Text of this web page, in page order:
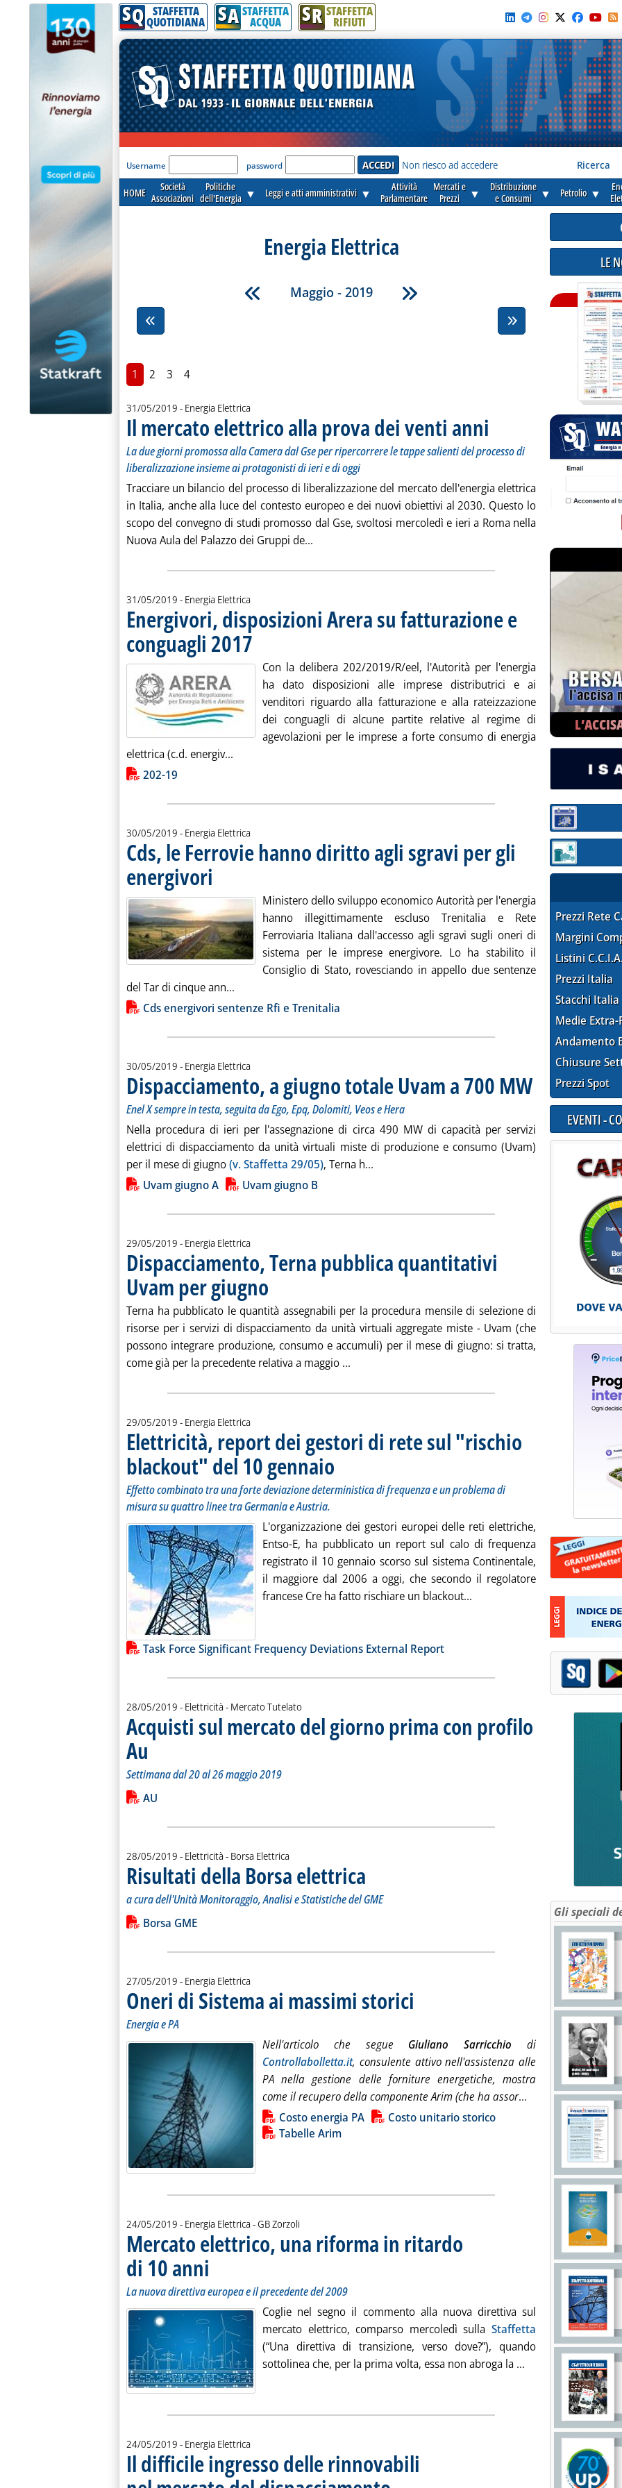
SQ STAFFETTA
QUOTIDIANA SA STAFFETTA
ACQUA SR STAFFETTA
RIFIUTI
'Modulo Login per accedere'
Username password Non riesco ad accedere Ricerca
HOME
Società
Associazioni
Politiche
dell'Energia ▼ Leggi e atti amministrativi ▼
Attività
Parlamentare
Mercati e
Prezzi
▼
Distribuzione
e Consumi
▼ Petrolio ▼
Energia Elettrica
Maggio - 2019
1 2 3 4
31/05/2019 - Energia Elettrica
Il mercato elettrico alla prova dei venti anni . Sottotitolo: La due giorni promossa
. Pubblicata venerdì 31 maggio 2019
La due giorni promossa alla Camera dal Gse per ripercorrere le tappe salienti del processo di
liberalizzazione insieme ai protagonisti di ieri e di oggi
Tracciare un bilancio del processo di liberalizzazione del mercato dell'energia elettrica
in Italia, anche alla luce del contesto europeo e dei nuovi obiettivi al 2030. Questo lo
scopo del convegno di studi promosso dal Gse, svoltosi mercoledì e ieri a Roma nella
Nuova Aula del Palazzo dei Gruppi de...
31/05/2019 - Energia Elettrica
Energivori, disposizioni Arera su fatturazione e
conguagli 2017
Con la delibera 202/2019/R/eel, l'Autorità per l'energia
ha dato disposizioni alle imprese distributrici e ai
venditori riguardo alla fatturazione e alla rateizzazione
dei conguagli di alcune partite relative al regime di
agevolazioni per le imprese a forte consumo di energia
elettrica (c.d. energiv... Leggi tutta la notizia: 'Energivori, disposizioni Arera su fatturazione e
Lista allegati PDF alla notizia
202-19
30/05/2019 - Energia Elettrica
Cds, le Ferrovie hanno diritto agli sgravi per gli
energivori
Ministero dello sviluppo economico Autorità per l'energia
hanno illegittimamente escluso Trenitalia e Rete
Ferroviaria Italiana dall'accesso agli sgravi sugli oneri di
sistema per le imprese energivore. Lo ha stabilito il
Consiglio di Stato, rovesciando in appello due sentenze
del Tar di cinque ann... Leggi tutta la notizia: 'Cds, le Ferrovie hanno diritto agli sgravi per gli
Lista allegati PDF alla notizia
Cds energivori sentenze Rfi e Trenitalia
30/05/2019 - Energia Elettrica
Dispacciamento, a giugno totale Uvam a 700 MW. Sottotitolo: Enel X
. Pubblicata giovedì 30
Enel X sempre in testa, seguita da Ego, Epq, Dolomiti, Veos e Hera
Nella procedura di ieri per l'assegnazione di circa 490 MW di capacità per servizi
elettrici di dispacciamento da unità virtuali miste di produzione e consumo (Uvam)
per il mese di giugno(v. Staffetta 29/05), Terna h... Leggi tutta la notizia: 'Dispacciamento, a giugno
Lista allegati PDF alla notizia
Uvam giugno A Uvam giugno B
29/05/2019 - Energia Elettrica
Dispacciamento, Terna pubblica quantitativi
Uvam per giugno . Pubblicata mercoledì 29 maggio 2019 alle 13.28.
Terna ha pubblicato le quantità assegnabili per la procedura mensile di selezione di
risorse per i servizi di dispacciamento da unità virtuali aggregate miste - Uvam (che
possono integrare produzione, consumo e accumuli) per il mese di giugno: si tratta,
come già per la precedente relativa a maggio ... Leggi tutta la notizia: 'Dispacciamento, Terna
29/05/2019 - Energia Elettrica
Elettricità, report dei gestori di rete sul "rischio
blackout" del 10 gennaio . Sottotitolo: Effetto combinato tra una forte deviazione deterministica di frequenza e
Effetto combinato tra una forte deviazione deterministica di frequenza e un problema di
misura su quattro linee tra Germania e Austria.
L'organizzazione dei gestori europei delle reti elettriche,
Entso-E, ha pubblicato un report sul calo di frequenza
registrato il 10 gennaio scorso sul sistema Continentale,
il maggiore dal 2006 a oggi, che secondo il regolatore
francese Cre ha fatto rischiare un blackout... Leggi tutta la notizia:
Lista allegati PDF alla notizia
Task Force Significant Frequency Deviations External Report
28/05/2019 - Elettricità - Mercato Tutelato
Acquisti sul mercato del giorno prima con profilo
Au . Sottotitolo: Settimana dal 20 al 26 maggio 2019
. Pubblicata martedì 28 maggio 2019 alle 9.46.
Settimana dal 20 al 26 maggio 2019
Leggi tutta la notizia: 'Acquisti sul mercato del giorno prima con profilo Au'
Lista allegati PDF alla notizia
AU
28/05/2019 - Elettricità - Borsa Elettrica
Risultati della Borsa elettrica
a cura dell'Unità Monitoraggio, Analisi e Statistiche del GME
Leggi tutta la notizia: 'Risultati della Borsa elettrica'
Lista allegati PDF alla notizia
Borsa GME
27/05/2019 - Energia Elettrica
Oneri di Sistema ai massimi storici
Energia e PA
Nell'articolo che segue Giuliano Sarricchio di
Controllabolletta.it, consulente attivo nell'assistenza alle
PA nella gestione delle forniture energetiche, mostra
come il recupero della componente Arim (che ha assor... Leggi tutta la
Lista allegati PDF alla notiziaCosto energia PA
Costo unitario storico
Tabelle Arim
24/05/2019 - Energia Elettrica -di:
GB Zorzoli
Mercato elettrico, una riforma in ritardo
di 10 anni
La nuova direttiva europea e il precedente del 2009
Coglie nel segno il commento alla nuova direttiva sul
mercato elettrico, comparso mercoledì sulla Staffetta
(“Una direttiva di transizione, verso dove?”), quando
sottolinea che, per la prima volta, essa non abroga la ... Leggi tutta la
24/05/2019 - Energia Elettrica
Il difficile ingresso delle rinnovabili
. Sottotitolo: Le aperture sperimentali del Msd agli impianti da Fer
LE
Sezione:
Sezione:
Prezzi Rete
Margini
Listini
Prezzi Italia
Stacchi Italia
Medie Extra-
Andamento
Chiusure
Prezzi Spot
EVENTI -
Gli speciali